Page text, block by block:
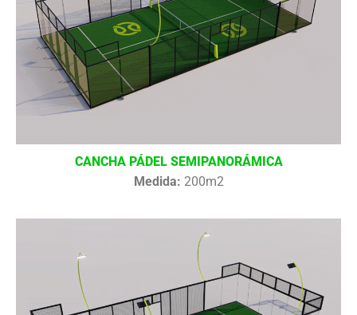
CANCHA PÁDEL SEMIPANORÁMICA
Medida: 200m2